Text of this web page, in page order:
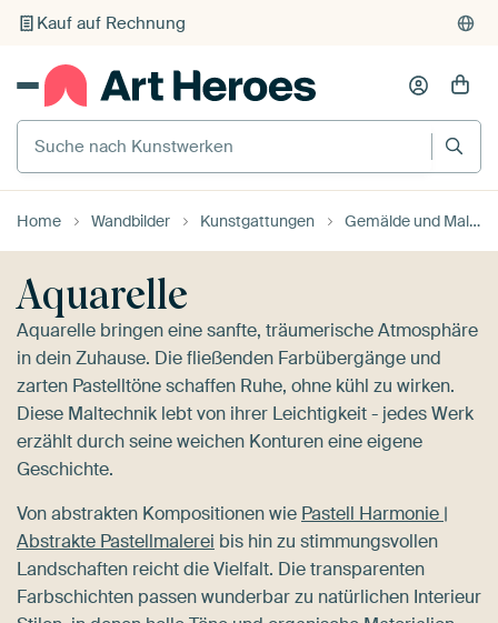
Individueller Druck auf Bestellung
Suche nach Kunstwerken
Home Wandbilder Kunstgattungen Gemälde und Malereien
Aquarelle
Aquarelle bringen eine sanfte, träumerische Atmosphäre
in dein Zuhause. Die fließenden Farbübergänge und
zarten Pastelltöne schaffen Ruhe, ohne kühl zu wirken.
Diese Maltechnik lebt von ihrer Leichtigkeit - jedes Werk
erzählt durch seine weichen Konturen eine eigene
Geschichte.
Von abstrakten Kompositionen wie Pastell Harmonie |
Abstrakte Pastellmalerei bis hin zu stimmungsvollen
Landschaften reicht die Vielfalt. Die transparenten
Farbschichten passen wunderbar zu natürlichen Interieur